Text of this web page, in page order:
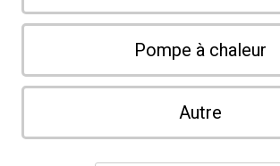
Pompe à chaleur
Autre